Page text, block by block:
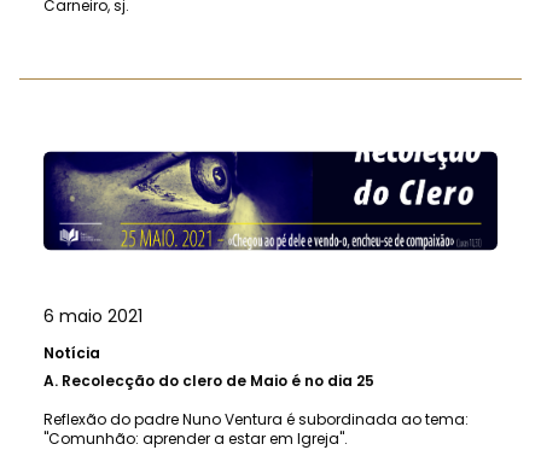
Carneiro, sj.
6 maio 2021
Notícia
A. Recolecção do clero de Maio é no dia 25
Reflexão do padre Nuno Ventura é subordinada ao tema:
"Comunhão: aprender a estar em Igreja".